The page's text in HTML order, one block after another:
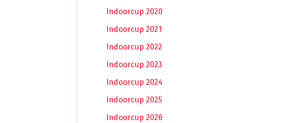
Indoorcup 2020
Indoorcup 2021
Indoorcup 2022
Indoorcup 2023
Indoorcup 2024
Indoorcup 2025
Indoorcup 2026